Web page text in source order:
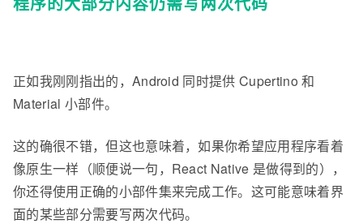
正如我刚刚指出的，Android 同时提供 Cupertino 和
Material 小部件。
这的确很不错，但这也意味着，如果你希望应用程序看着
像原生一样（顺便说一句，React Native 是做得到的），
你还得使用正确的小部件集来完成工作。这可能意味着界
面的某些部分需要写两次代码。